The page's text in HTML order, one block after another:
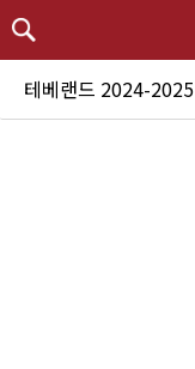
테베랜드 2024-2025